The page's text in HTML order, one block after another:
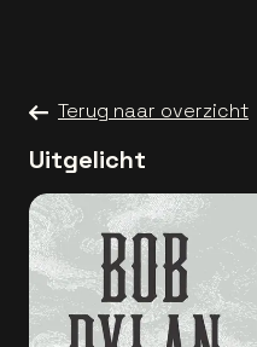
Terug naar overzicht
Uitgelicht